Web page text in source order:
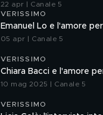
22 apr | Canale 5
VERISSIMO
Emanuel Lo e l'amore
05 apr | Canale 5
VERISSIMO
Chiara Bacci e l'amore
10 mag 2025 | Canale 5
VERISSIMO